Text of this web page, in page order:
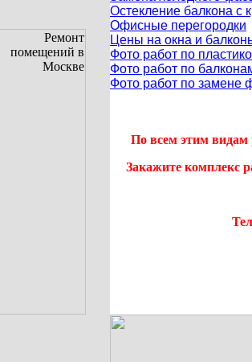
Остекление балкона с
Офисные перегородки
Цены на окна и
Фото работ по
Фото работ по
Фото работ по замене
По всем этим видам
Закажите комплекс